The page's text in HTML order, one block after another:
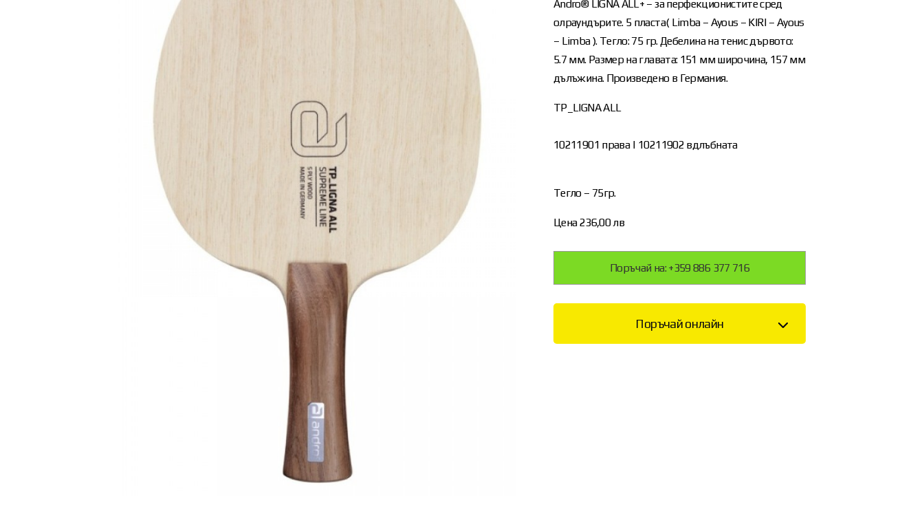
Аndro® LIGNA ALL+ – за перфекционистите сред
олраундърите. 5 пласта( Limba – Ayous – KIRI – Ayous
– Limba ). Тегло: 75 гр. Дебелина на тенис дървото:
5.7 мм. Размер на главата: 151 мм широчина, 157 мм
дълъжина. Произведено в Германия.
TP_LIGNA ALL
10211901 права | 10211902 вдлъбната
Тегло – 75гр.
Цена 236,00 лв
Поръчай на: +359 886 377 716
Поръчай онлайн